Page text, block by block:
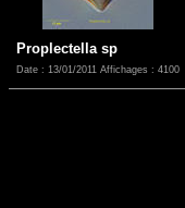
Proplectella sp
Date : 13/01/2011 Affichages : 4100